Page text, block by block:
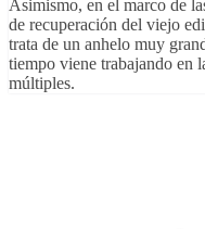
Asimismo, en el marco de
de recuperación del viejo
trata de un anhelo muy
tiempo viene trabajando en
múltiples.